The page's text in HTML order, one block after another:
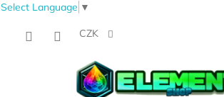
Select Language ▼
CZK